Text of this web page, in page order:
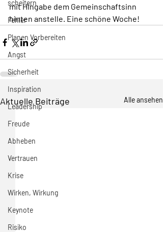
scheitern
Fehler
Planen Vorbereiten
Angst
Sicherheit
Inspiration
Leadership
Freude
Abheben
Vertrauen
Krise
Wirken, Wirkung
Keynote
Risiko
mit Hingabe dem Gemeinschaftsinn
hinten anstelle. Eine schöne Woche!
Aktuelle Beiträge Alle ansehen